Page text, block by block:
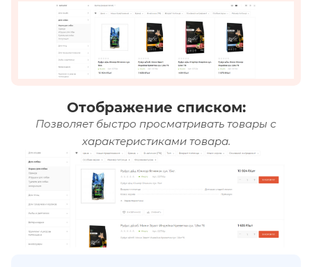
Отображение списком:
Позволяет быстро просматривать товары с
характеристиками товара.